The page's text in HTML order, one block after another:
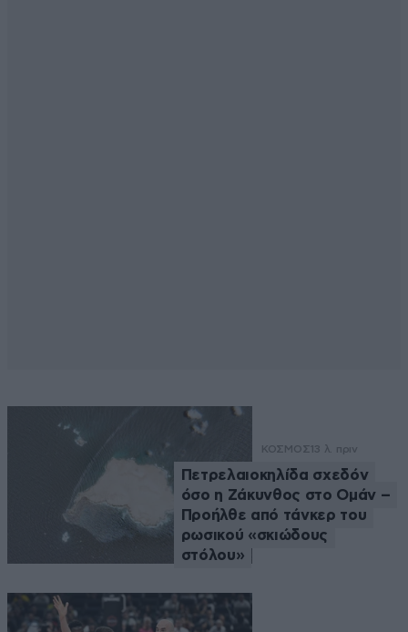
ΚΟΣΜΟΣ 13 λ. πριν
Πετρελαιοκηλίδα σχεδόν
όσο η Ζάκυνθος στο Ομάν –
Προήλθε από τάνκερ του
ρωσικού «σκιώδους
στόλου»